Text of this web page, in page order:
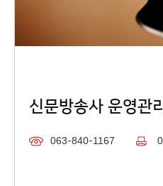
신문방송사 운영관
063-840-1167